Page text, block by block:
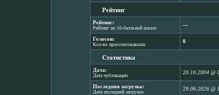
Рейтинг
Рейтинг:
Рейтинг по 10-балльной шкале
―
Голосов:
Кол-во проголосовавших
0
Статистика
Дата:
Дата публикации
20.10.2004 @
Последняя загрузка:
Дата последней загрузки
29.06.2026 @